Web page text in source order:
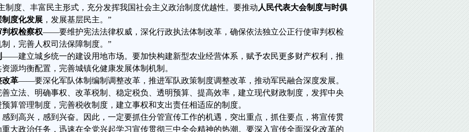
制度、丰富民主形式，充分发挥我国社会主义政治制度优越性。要推动 人民代表大会制度与时俱
度化发展，发展基层民主。”
权检察权——要维护宪法法律权威，深化行政执法体制改革，确保依法独立公正行使审判权检
，完善人权司法保障制度。”
——建立城乡统一的建设用地市场。要加快构建新型农业经营体系，赋予农民更多财产权利，推
源均衡配置，完善城镇化健康发展体制机制。
改革——要深化军队体制编制调整改革，推进军队政策制度调整改革，推动军民融合深度发展。
立法、明确事权、改革税制、稳定税负、透明预算、提高效率，建立现代财政制度，发挥中央
算管理制度，完善税收制度，建立事权和支出责任相适应的制度。
到高兴，感到兴奋。因此，一定要抓住分管宣传工作的机遇，突出重点，抓住要点，将宣传贯
大政治任务，迅速在全党兴起学习宣传贯彻三中全会精神的热潮。要深入宣传全面深化改革的